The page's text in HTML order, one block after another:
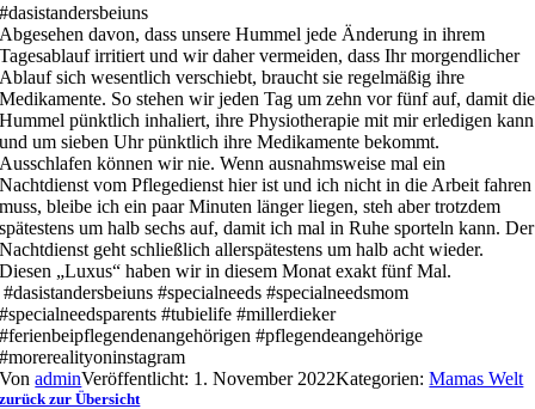
#dasistandersbeiuns
Abgesehen davon, dass unsere Hummel jede Änderung in ihrem
Tagesablauf irritiert und wir daher vermeiden, dass Ihr morgendlicher
Ablauf sich wesentlich verschiebt, braucht sie regelmäßig ihre
Medikamente. So stehen wir jeden Tag um zehn vor fünf auf, damit die
Hummel pünktlich inhaliert, ihre Physiotherapie mit mir erledigen kann
und um sieben Uhr pünktlich ihre Medikamente bekommt.
Ausschlafen können wir nie. Wenn ausnahmsweise mal ein
Nachtdienst vom Pflegedienst hier ist und ich nicht in die Arbeit fahren
muss, bleibe ich ein paar Minuten länger liegen, steh aber trotzdem
spätestens um halb sechs auf, damit ich mal in Ruhe sporteln kann. Der
Nachtdienst geht schließlich allerspätestens um halb acht wieder.
Diesen „Luxus“ haben wir in diesem Monat exakt fünf Mal.
#dasistandersbeiuns #specialneeds #specialneedsmom
#specialneedsparents #tubielife #millerdieker
#ferienbeipflegendenangehörigen #pflegendeangehörige
#morerealityoninstagram
VonadminVeröffentlicht: 1. November 2022Kategorien:Mamas Welt
zurück zur Übersicht